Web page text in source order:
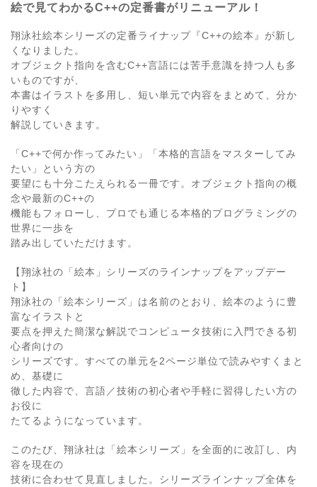
絵で見てわかるC++の定番書がリニューアル！
翔泳社絵本シリーズの定番ライナップ『C++の絵本』が新し
くなりました。
オブジェクト指向を含むC++言語には苦手意識を持つ人も多
いものですが、
本書はイラストを多用し、短い単元で内容をまとめて、分か
りやすく
解説していきます。
「C++で何か作ってみたい」「本格的言語をマスターしてみ
たい」という方の
要望にも十分こたえられる一冊です。オブジェクト指向の概
念や最新のC++の
機能もフォローし、プロでも通じる本格的プログラミングの
世界に一歩を
踏み出していただけます。
【翔泳社の「絵本」シリーズのラインナップをアップデー
ト】
翔泳社の「絵本シリーズ」は名前のとおり、絵本のように豊
富なイラストと
要点を押えた簡潔な解説でコンピュータ技術に入門できる初
心者向けの
シリーズです。すべての単元を2ページ単位で読みやすくまと
め、基礎に
徹した内容で、言語／技術の初心者や手軽に習得したい方の
お役に
たてるようになっています。
このたび、翔泳社は「絵本シリーズ」を全面的に改訂し、内
容を現在の
技術に合わせて見直しました。シリーズラインナップ全体を